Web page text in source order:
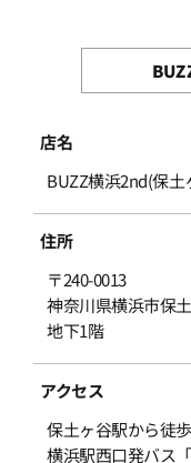
店名
BUZZ横浜2nd(保土
住所
〒240-0013
神奈川県横浜市保
地下1階
アクセス
保土ヶ谷駅から徒
横浜駅西口発バス